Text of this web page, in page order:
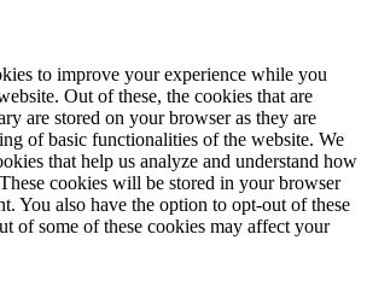
to improve your experience while you
Out of these, the cookies that are
are stored on your browser as they are
of basic functionalities of the website. We
that help us analyze and understand how
cookies will be stored in your browser
You also have the option to opt-out of these
of some of these cookies may affect your